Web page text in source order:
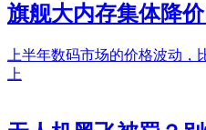
旗舰大内存集体降
上半年数码市场的价格波动
上